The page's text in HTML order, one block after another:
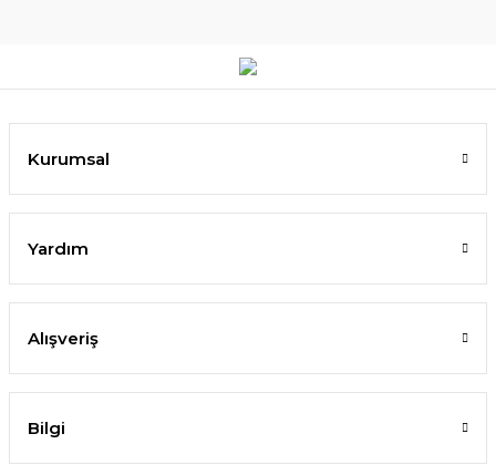
Kurumsal
Yardım
Alışveriş
Bilgi